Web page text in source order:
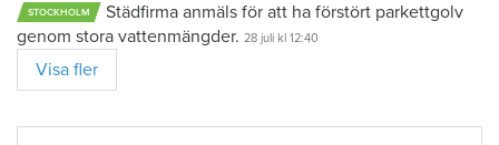
STOCKHOLM
Städfirma anmäls för att ha förstört parkettgolv
genom stora vattenmängder. 28 juli kl 12:40
Visa fler